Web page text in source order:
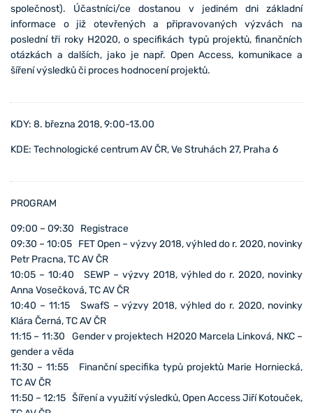
společnost). Účastníci/ce dostanou v jediném dni základní
informace o již otevřených a připravovaných výzvách na
poslední tři roky H2020, o specifikách typů projektů, finančních
otázkách a dalších, jako je např. Open Access, komunikace a
šíření výsledků či proces hodnocení projektů.
KDY: 8. března 2018, 9:00-13.00
KDE: Technologické centrum AV ČR, Ve Struhách 27, Praha 6
PROGRAM
09:00 – 09:30 Registrace
09:30 – 10:05 FET Open – výzvy 2018, výhled do r. 2020, novinky
Petr Pracna, TC AV ČR
10:05 – 10:40 SEWP – výzvy 2018, výhled do r. 2020, novinky
Anna Vosečková, TC AV ČR
10:40 – 11:15 SwafS – výzvy 2018, výhled do r. 2020, novinky
Klára Černá, TC AV ČR
11:15 – 11:30 Gender v projektech H2020 Marcela Linková, NKC –
gender a věda
11:30 – 11:55 Finanční specifika typů projektů Marie Horniecká,
TC AV ČR
11:50 – 12:15 Šíření a využití výsledků, Open Access Jiří Kotouček,